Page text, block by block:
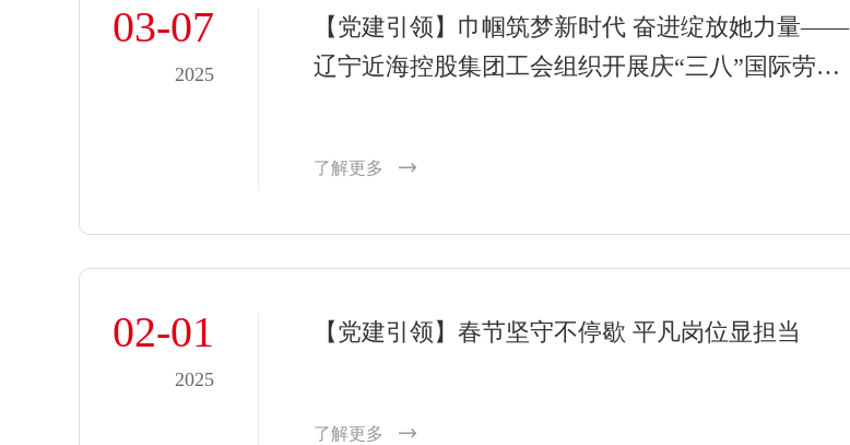
03-07
2025
【党建引领】巾帼筑梦新时代 奋进绽放她力量——
辽宁近海控股集团工会组织开展庆“三八”国际劳动
了解更多
02-01
2025
【党建引领】春节坚守不停歇 平凡岗位显担当
了解更多